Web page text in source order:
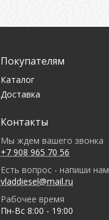
Покупателям
Каталог
Доставка
Контакты
Мы ждем вашего звонка
+7 908 965 70 56
Есть вопрос - напиши нам
vladdiesel@mail.ru
Рабочее время
Пн-Вс 8:00 - 19:00